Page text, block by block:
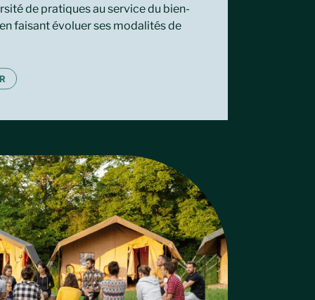
de pratiques au service du bien-
faisant évoluer ses modalités de